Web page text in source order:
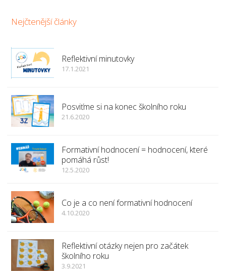
Nejčtenější články
Reflektivní minutovky
17.1.2021
Posviťme si na konec školního roku
21.6.2020
Formativní hodnocení = hodnocení, které
pomáhá růst!
12.5.2020
Co je a co není formativní hodnocení
4.10.2020
Reflektivní otázky nejen pro začátek
školního roku
3.9.2021